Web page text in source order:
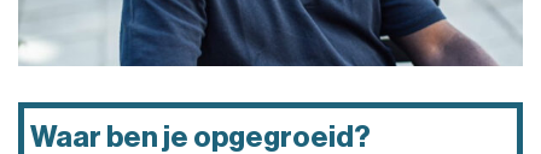
Waar ben je opgegroeid?